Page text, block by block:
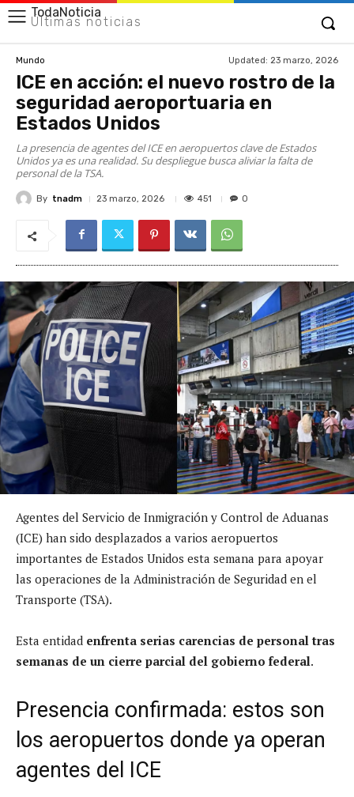
TodaNoticia
Últimas noticias
Mundo Updated: 23 marzo, 2026
ICE en acción: el nuevo rostro de la
seguridad aeroportuaria en
Estados Unidos
La presencia de agentes del ICE en aeropuertos clave de Estados
Unidos ya es una realidad. Su despliegue busca aliviar la falta de
personal de la TSA.
By tnadm 23 marzo, 2026 451 0
Agentes del Servicio de Inmigración y Control de Aduanas
(ICE) han sido desplazados a varios aeropuertos
importantes de Estados Unidos esta semana para apoyar
las operaciones de la Administración de Seguridad en el
Transporte (TSA).
Esta entidad enfrenta serias carencias de personal tras
semanas de un cierre parcial del gobierno federal.
Presencia confirmada: estos son
los aeropuertos donde ya operan
agentes del ICE